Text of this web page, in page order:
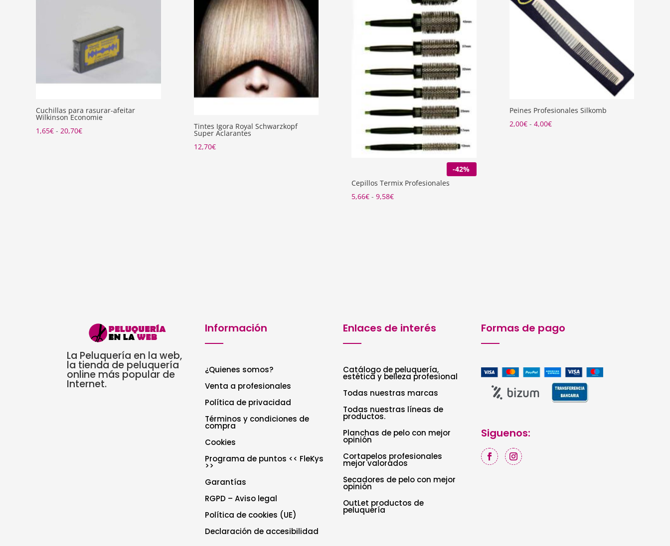
Cuchillas para rasurar-afeitar
Wilkinson Economie
1,65€ - 20,70€Rango
Tintes Igora Royal Schwarzkopf
Super Aclarantes
12,70€
-42%
Cepillos Termix Profesionales
5,66€ - 9,58€Rango
Peines Profesionales Silkomb
2,00€ - 4,00€Rango
La Peluquería en la web,
la tienda de peluquería
online más popular de
Internet.
Información
¿Quienes somos?
Venta a profesionales
Política de privacidad
Términos y condiciones de
compra
Cookies
Programa de puntos << FleKys
>>
Garantías
RGPD – Aviso legal
Política de cookies (UE)
Declaración de accesibilidad
Enlaces de interés
Catálogo de peluquería,
estética y belleza profesional
Todas nuestras marcas
Todas nuestras líneas de
productos.
Planchas de pelo con mejor
opinión
Cortapelos profesionales
mejor valorados
Secadores de pelo con mejor
opinión
OutLet productos de
peluquería
Formas de pago
Siguenos: